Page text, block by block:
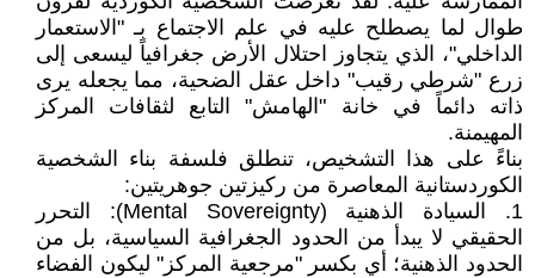
طوال لما يصطلح عليه في علم الاجتماع بـ "الاستعمار
الداخلي"، الذي يتجاوز احتلال الأرض جغرافياً ليسعى إلى
زرع "شرطي رقيب" داخل عقل الضحية، مما يجعله يرى
ذاته دائماً في خانة "الهامش" التابع لثقافات المركز
المهيمنة.
بناءً على هذا التشخيص، تنطلق فلسفة بناء الشخصية
الكوردستانية المعاصرة من ركيزتين جوهريتين:
1. السيادة الذهنية (Mental Sovereignty): التحرر
الحقيقي لا يبدأ من الحدود الجغرافية السياسية، بل من
الحدود الذهنية؛ أي بكسر "مرجعية المركز" ليكون الفضاء